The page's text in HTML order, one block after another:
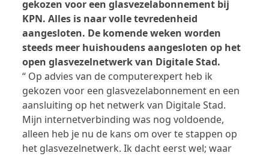
gekozen voor een glasvezelabonnement bij
KPN. Alles is naar volle tevredenheid
aangesloten. De komende weken worden
steeds meer huishoudens aangesloten op het
open glasvezelnetwerk van Digitale Stad.
“ Op advies van de computerexpert heb ik
gekozen voor een glasvezelabonnement en een
aansluiting op het netwerk van Digitale Stad.
Mijn internetverbinding was nog voldoende,
alleen heb je nu de kans om over te stappen op
het glasvezelnetwerk. Ik dacht eerst wel; waar